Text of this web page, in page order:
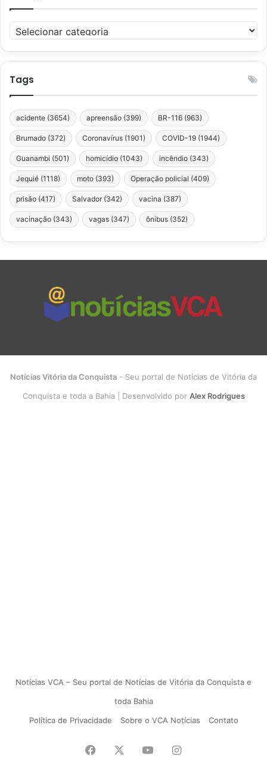
Categorias
Tags
acidente (3654) apreensão (399) BR-116 (963)
Brumado (372) Coronavírus (1901) COVID-19 (1944)
Guanambi (501) homicídio (1043) incêndio (343)
Jequié (1118) moto (393) Operação policial (409)
prisão (417) Salvador (342) vacina (387)
vacinação (343) vagas (347) ônibus (352)
Notícias Vitória da Conquista - Seu portal de Notícias de Vitória da
Conquista e toda a Bahia | Desenvolvido por Alex Rodrigues
Notícias VCA – Seu portal de Notícias de Vitória da Conquista e
toda Bahia
Política de Privacidade
Sobre o VCA Notícias Contato
Facebook YouTubeInstagram